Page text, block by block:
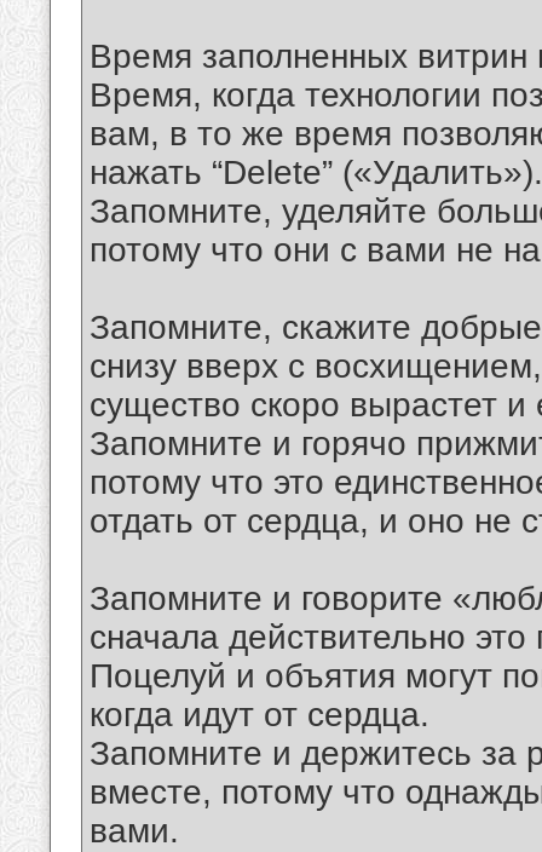
Время заполненных витрин
Время, когда технологии
вам, в то же время
нажать “Delete” («Удалить»).
Запомните, уделяйте
потому что они с вами не
Запомните, скажите
снизу вверх с
существо скоро вырастет
Запомните и горячо
потому что это
отдать от сердца, и оно не
Запомните и говорите
сначала действительно это
Поцелуй и объятия могут
когда идут от сердца.
Запомните и держитесь за
вместе, потому что
вами.